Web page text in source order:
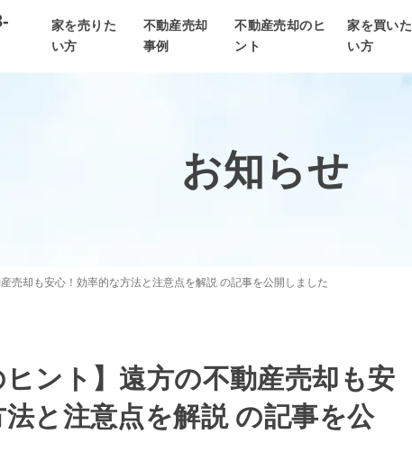
家を売りた
い方
不動産売却
事例
不動産売却のヒ
ント
家を買いた
い方
お知らせ
売却も安心！効率的な方法と注意点を解説 の記事を公開しました
ヒント】遠方の不動産売却も安
と注意点を解説 の記事を公